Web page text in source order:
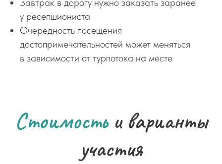
Завтрак в дорогу нужно заказать заранее
у ресепшиониста
Очерёдность посещения
достопримечательностей может меняться
в зависимости от турпотока на месте
Стоимостьи варианты
участия